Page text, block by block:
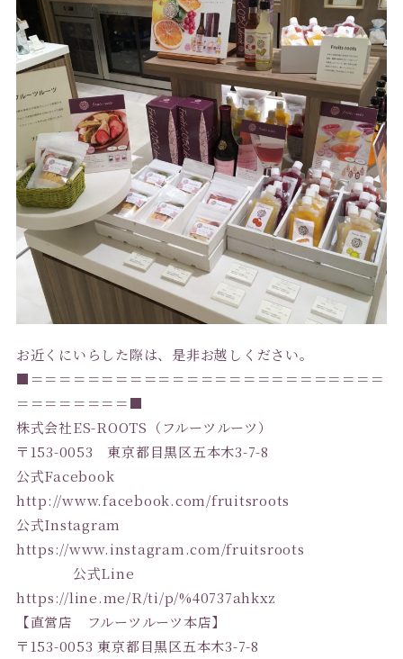
お近くにいらした際は、是非お越しください。
■＝＝＝＝＝＝＝＝＝＝＝＝＝＝＝＝＝＝＝＝＝＝＝＝＝
＝＝＝＝＝＝＝＝■
株式会社ES-ROOTS（フルーツルーツ）
〒153-0053 東京都目黒区五本木3-7-8
公式Facebook
http://www.facebook.com/fruitsroots
公式Instagram
https://www.instagram.com/fruitsroots
公式Line
https://line.me/R/ti/p/%40737ahkxz
【直営店 フルーツルーツ本店】
〒153-0053 東京都目黒区五本木3-7-8